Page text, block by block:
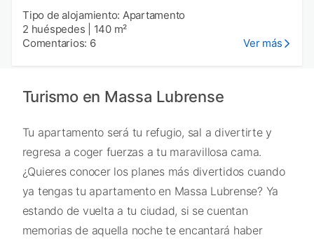
Tipo de alojamiento: Apartamento
2 huéspedes
140 m²
Comentarios: 6
Ver más
Turismo en Massa Lubrense
Tu apartamento será tu refugio, sal a divertirte y
regresa a coger fuerzas a tu maravillosa cama.
¿Quieres conocer los planes más divertidos cuando
ya tengas tu apartamento en Massa Lubrense? Ya
estando de vuelta a tu ciudad, si se cuentan
memorias de aquella noche te encantará haber